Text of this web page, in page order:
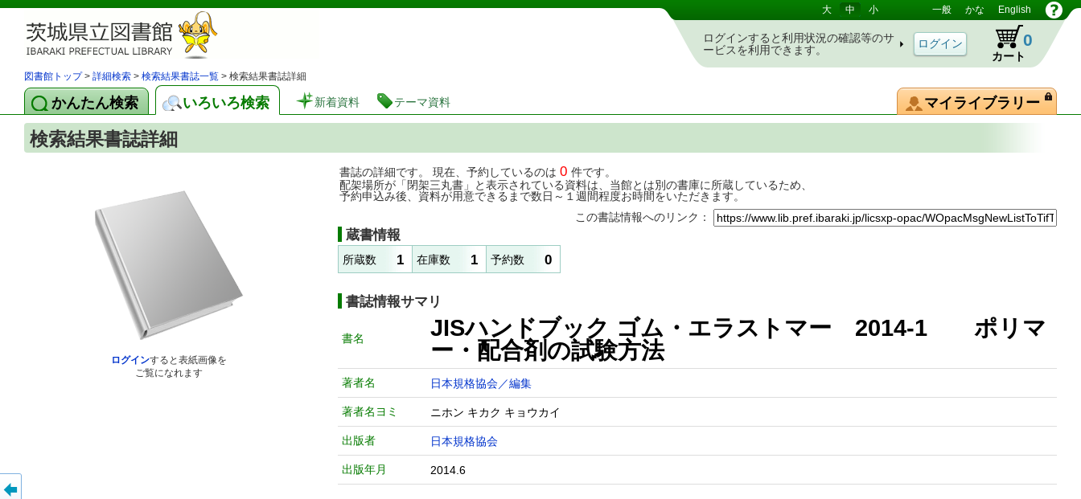
茨城県立図書館 蔵書検索・予約システム 大 中 小 一般 かな English
ログインすると利用状況の確認等のサ
ービスを利用できます。
カート
0
図書館トップ> 詳細検索 > 検索結果書誌一覧 > 検索結果書誌詳細
かんたん検索 いろいろ検索 新着資料 テーマ資料 マイライブラリー
検索結果書誌詳細
ログインすると表紙画像を
ご覧になれます
書誌の詳細です。 現在、予約しているのは 0 件です。
配架場所が「閉架三丸書」と表示されている資料は、当館とは別の書庫に所蔵しているため、
予約申込み後、資料が用意できるまで数日～１週間程度お時間をいただきます。
この書誌情報へのリンク：
蔵書情報
所蔵数 1 在庫数 1 予約数 0
書誌情報サマリ
書名
JISハンドブック ゴム・エラストマー 2014-1 ポリマ
ー・配合剤の試験方法
著者名 日本規格協会／編集
著者名ヨミ ニホン キカク キョウカイ
出版者 日本規格協会
出版年月 2014.6